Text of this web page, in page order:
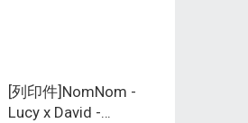
[列印件]NomNom -
Lucy x David -